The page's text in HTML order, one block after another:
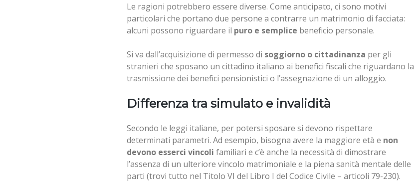
Le ragioni potrebbero essere diverse. Come anticipato, ci sono motivi
particolari che portano due persone a contrarre un matrimonio di facciata:
alcuni possono riguardare il puro e semplice beneficio personale.
Si va dall’acquisizione di permesso di soggiorno o cittadinanza per gli
stranieri che sposano un cittadino italiano ai benefici fiscali che riguardano la
trasmissione dei benefici pensionistici o l’assegnazione di un alloggio.
Differenza tra simulato e invalidità
Secondo le leggi italiane, per potersi sposare si devono rispettare
determinati parametri. Ad esempio, bisogna avere la maggiore età e non
devono esserci vincoli familiari e c’è anche la necessità di dimostrare
l’assenza di un ulteriore vincolo matrimoniale e la piena sanità mentale delle
parti (trovi tutto nel Titolo VI del Libro I del Codice Civile – articoli 79-230).